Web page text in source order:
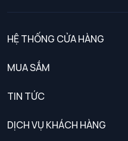
HỆ THỐNG CỬA HÀNG
MUA SẮM
TIN TỨC
DỊCH VỤ KHÁCH HÀNG